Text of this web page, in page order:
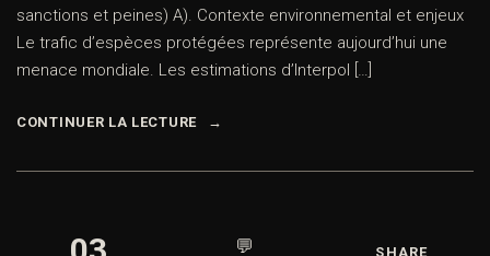
sanctions et peines) A). Contexte environnemental et enjeux
Le trafic d’espèces protégées représente aujourd’hui une
menace mondiale. Les estimations d’Interpol […]
CONTINUER LA LECTURE
💬 SHARE